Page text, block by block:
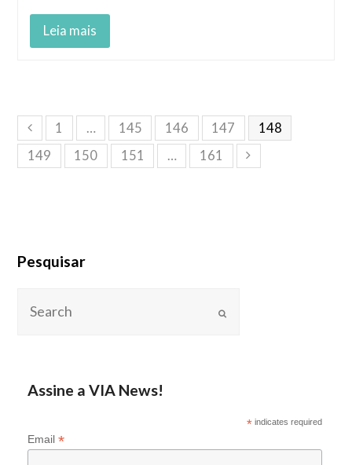
Leia mais
1 … 145 146 147
148
149
150 151 … 161
Pesquisar
Assine a VIA News!
*indicates required
Email *